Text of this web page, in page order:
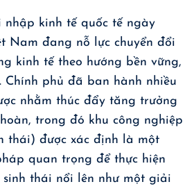
nhập kinh tế quốc tế ngày
Nam đang nỗ lực chuyển đổi
kinh tế theo hướng bền vững,
Chính phủ đã ban hành nhiều
nhằm thúc đẩy tăng trưởng
trong đó khu công nghiệp
thái) được xác định là một
quan trọng để thực hiện
sinh thái nổi lên như một giải